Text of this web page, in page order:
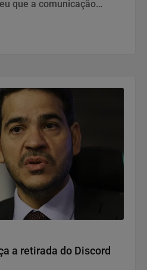
que a comunicação
poder. Ele explica que
para enfrentar crises
a retirada do Discord